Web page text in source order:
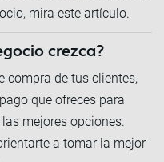
mira este artículo.
crezca?
compra de tus clientes,
que ofreces para
mejores opciones.
a tomar la mejor